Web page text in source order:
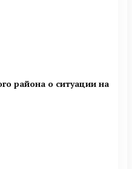
района о ситуации на